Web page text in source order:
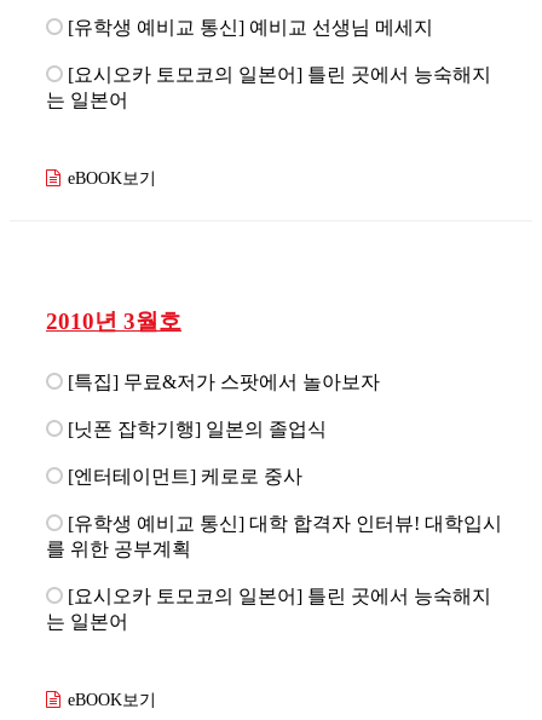
[유학생 예비교 통신] 예비교 선생님 메세지
[요시오카 토모코의 일본어] 틀린 곳에서 능숙해지
는 일본어
eBOOK보기
2010년 3월호
[특집] 무료&저가 스팟에서 놀아보자
[닛폰 잡학기행] 일본의 졸업식
[엔터테이먼트] 케로로 중사
[유학생 예비교 통신] 대학 합격자 인터뷰! 대학입시
를 위한 공부계획
[요시오카 토모코의 일본어] 틀린 곳에서 능숙해지
는 일본어
eBOOK보기